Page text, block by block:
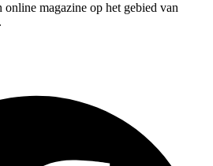
magazine op het gebied van